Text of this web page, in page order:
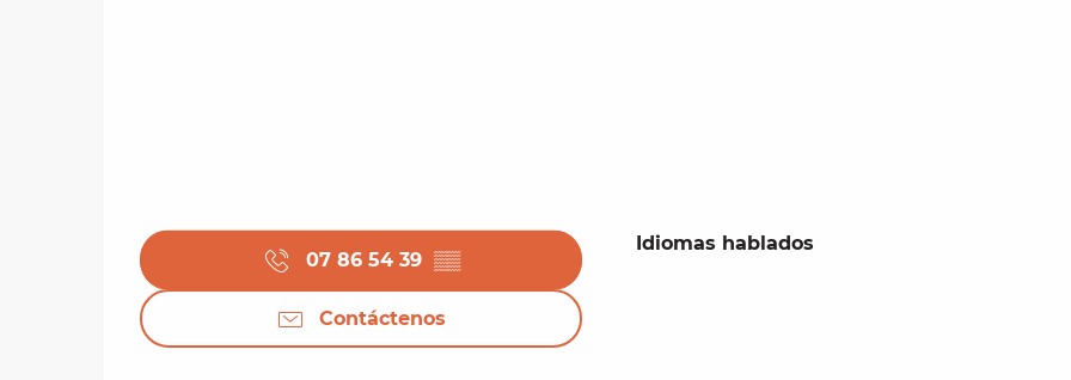
07 86 54 39 ▒▒
Contáctenos
Idiomas hablados
Idiomas hablados